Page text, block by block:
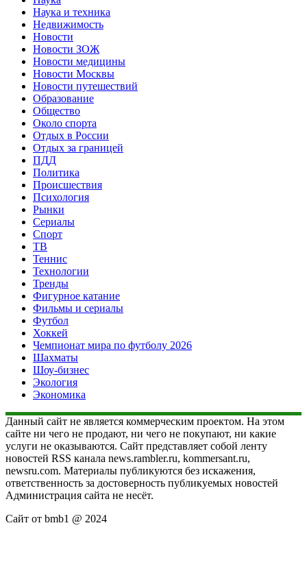
Наука и техника
Недвижимость
Новости
Новости ЗОЖ
Новости медицины
Новости Москвы
Новости путешествий
Образование
Общество
Около спорта
Отдых в России
Отдых за границей
ПДД
Политика
Происшествия
Психология
Рынки
Сериалы
Спорт
ТВ
Теннис
Технологии
Тренды
Фигурное катание
Фильмы и сериалы
Футбол
Хоккей
Чемпионат мира по футболу 2026
Шахматы
Шоу-бизнес
Экология
Экономика
Данный сайт не является коммерческим проектом. На этом
сайте ни чего не продают, ни чего не покупают, ни какие
услуги не оказываются. Сайт представляет собой ленту
новостей RSS канала news.rambler.ru, kommersant.ru,
newsru.com. Материалы публикуются без искажения,
ответственность за достоверность публикуемых новостей
Администрация сайта не несёт.
Сайт от bmb1 @ 2024